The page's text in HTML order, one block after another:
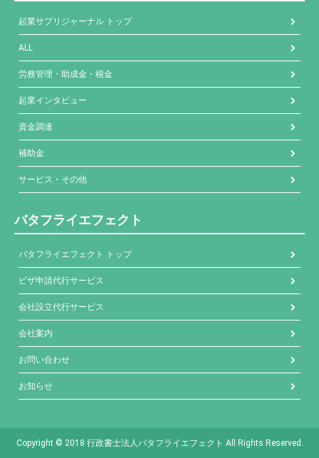
起業サプリジャーナル トップ
ALL
労務管理・助成金・税金
起業インタビュー
資金調達
補助金
サービス・その他
バタフライエフェクト
バタフライエフェクト トップ
ビザ申請代行サービス
会社設立代行サービス
会社案内
お問い合わせ
お知らせ
Copyright © 2018 行政書士法人バタフライエフェクト All Rights Reserved.